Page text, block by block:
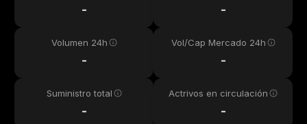
- -
Volumen 24h
-
Vol/Cap Mercado 24h
-
Suministro total
-
Actrivos en circulación
-